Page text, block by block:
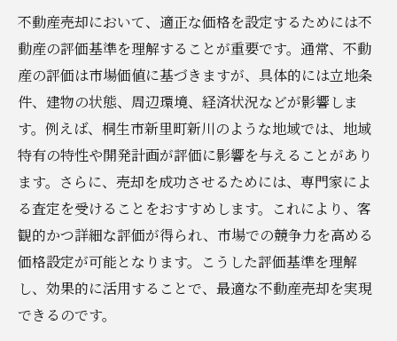
最終契約における確認事項
法律と手続きの理解で不安を解消し安心の不動
産売却を目指す
不動産売却に関する基本的な法律知識
司法書士や弁護士の役割と必要性
売買契約書の重要ポイントとその確認
法律トラブルを未然に防ぐ方法
税金や手数料の基本的な理解
安心して契約を進めるための法的支援
よくある不動産売却のFAQで疑問を解消し売却
をスムーズに
不動産売却において、適正な価格を設定するためには不
動産の評価基準を理解することが重要です。通常、不動
産の評価は市場価値に基づきますが、具体的には立地条
件、建物の状態、周辺環境、経済状況などが影響しま
す。例えば、桐生市新里町新川のような地域では、地域
特有の特性や開発計画が評価に影響を与えることがあり
ます。さらに、売却を成功させるためには、専門家によ
る査定を受けることをおすすめします。これにより、客
観的かつ詳細な評価が得られ、市場での競争力を高める
価格設定が可能となります。こうした評価基準を理解
し、効果的に活用することで、最適な不動産売却を実現
できるのです。